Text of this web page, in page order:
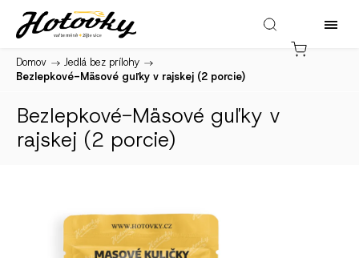
Domov / Jedlá bez prílohy /
Bezlepkové-Mäsové guľky v rajskej (2 porcie)
Bezlepkové-Mäsové guľky v
rajskej (2 porcie)